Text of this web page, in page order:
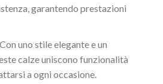
garantendo prestazioni
uno stile elegante e un
calze uniscono funzionalità
a ogni occasione.